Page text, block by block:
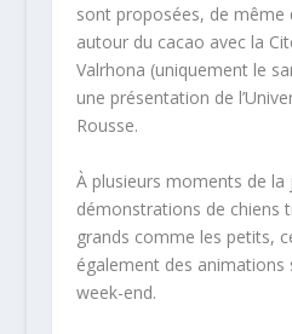
sont proposées, de même
autour du cacao avec la
Valrhona (uniquement le
une présentation de
Rousse.
À plusieurs moments de la
démonstrations de chiens
grands comme les petits,
également des animations
week-end.